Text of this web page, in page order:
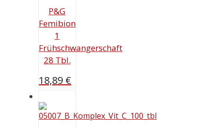
P&G
Femibion
1
Frühschwangerschaft
28 Tbl.
18,89 €